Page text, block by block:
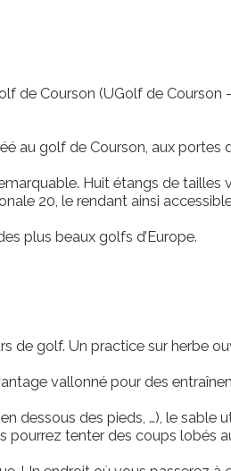
de Courson (UGolf de Courson
au golf de Courson, aux portes
Huit étangs de tailles
20, le rendant ainsi
plus beaux golfs d’Europe.
de golf. Un practice sur herbe
vallonné pour des
dessous des pieds, …), le sable
pourrez tenter des coups lobés